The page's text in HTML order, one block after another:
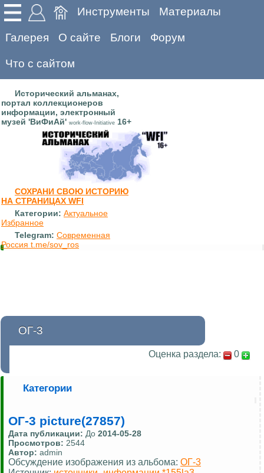
Инструменты Материалы
Галерея О сайте Блоги Форум
Что с сайтом
Исторический альманах,
портал коллекционеров
информации, электронный
музей 'ВиФиАй' work-flow-Initiative 16+
СОХРАНИ СВОЮ ИСТОРИЮ
НА СТРАНИЦАХ WFI
Категории: Актуальное
Избранное
Telegram: Современная
Россия t.me/sov_ros
ОГ-3
Оценка раздела: 0
Категории
ОГ-3 picture(27857)
Дата публикации: До 2014-05-28
Просмотров: 2544
Автор: admin
Обсуждение изображения из альбома: ОГ-3